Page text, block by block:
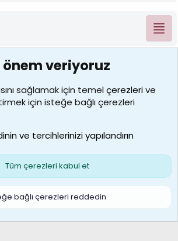
S
veriyoruz
sağlamak için temelçerezlerive
için isteğe bağlı çerezleri
ve tercihlerinizi yapılandırın
Tüm çerezleri kabul et
bağlı çerezleri reddedin